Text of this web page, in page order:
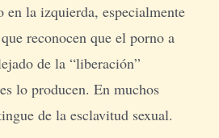
la izquierda, especialmente
reconocen que el porno a
de la “liberación”
lo producen. En muchos
de la esclavitud sexual.